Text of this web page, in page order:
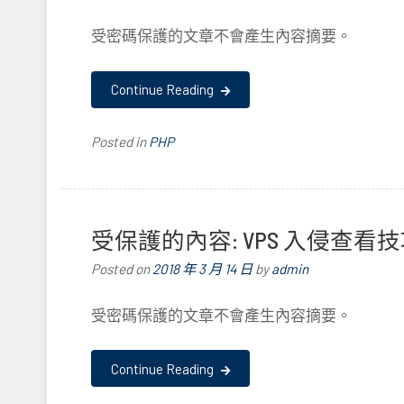
受密碼保護的文章不會產生內容摘要。
Continue Reading
Posted inPHP
受保護的內容: VPS 入侵查看
Posted on2018 年 3 月 14 日byadmin
受密碼保護的文章不會產生內容摘要。
Continue Reading